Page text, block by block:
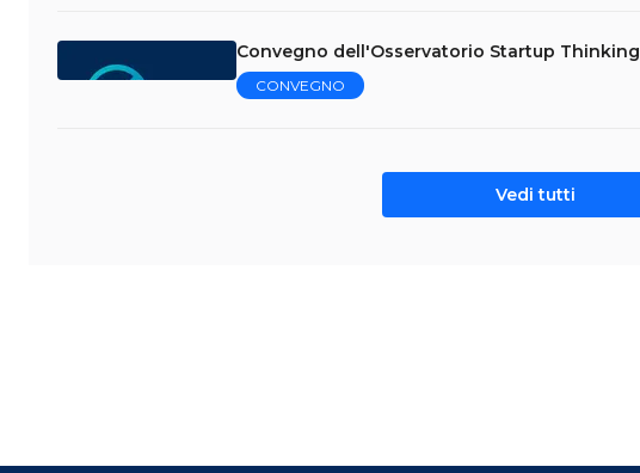
Convegno dell'Osservatorio Startup Thinking
CONVEGNO
Vedi tutti